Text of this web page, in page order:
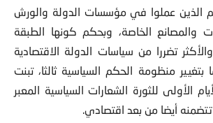
الذين عملوا في مؤسسات الدولة والورش
والمصانع الخاصة، وبحكم كونها الطبقة
والأكثر تضررا من سياسات الدولة الاقتصادية
بتغيير منظومة الحكم السياسية ثالثا، تبنت
الأولى للثورة الشعارات السياسية المعبر
تتضمنه أيضا من بعد اقتصادي.